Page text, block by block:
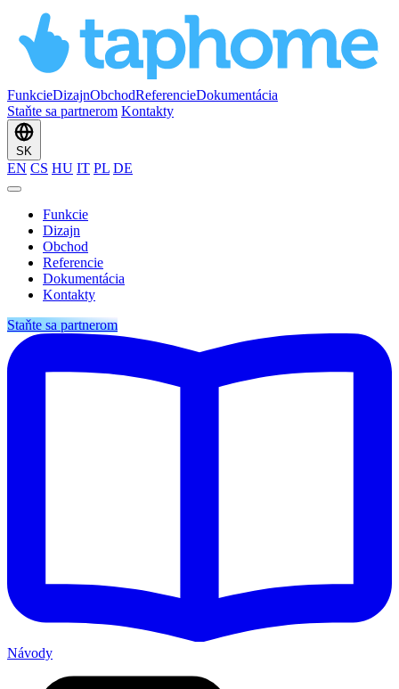
FunkcieDizajnObchodReferencieDokumentácia
Staňte sa partnerom Kontakty
SK
EN CS HU IT PL DE
Funkcie
Dizajn
Obchod
Referencie
Dokumentácia
Kontakty
Staňte sa partnerom
Návody